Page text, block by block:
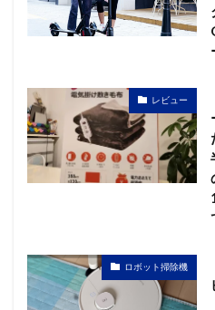
レビュー
ロボット掃除機